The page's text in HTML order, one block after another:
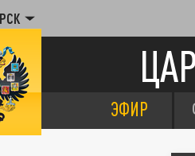
ЭФИР